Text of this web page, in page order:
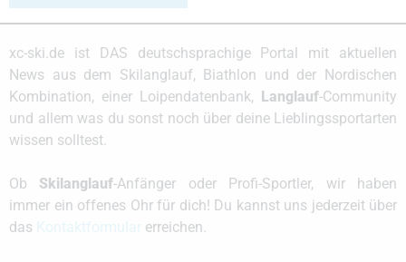
xc-ski.de ist DAS deutschsprachige Portal mit aktuellen
News aus dem Skilanglauf, Biathlon und der Nordischen
Kombination, einer Loipendatenbank, Langlauf-Community
und allem was du sonst noch über deine Lieblingssportarten
wissen solltest.
Ob Skilanglauf-Anfänger oder Profi-Sportler, wir haben
immer ein offenes Ohr für dich! Du kannst uns jederzeit über
das
erreichen.